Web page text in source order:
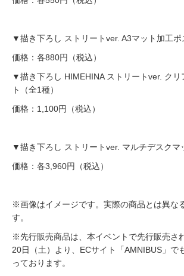
▼描き下ろし ストリートver. A3マット加工ポ
価格：各880円（税込）
▼描き下ろし HIMEHINA ストリートver. クリ
ト（全1種）
価格：1,100円（税込）
▼描き下ろし ストリートver. マルチデスクマ
価格：各3,960円（税込）
※画像はイメージです。実際の商品とは異な
す。
※先行販売商品は、本イベントで先行販売さ
20日（土）より、ECサイト「AMNIBUS」で
っております。